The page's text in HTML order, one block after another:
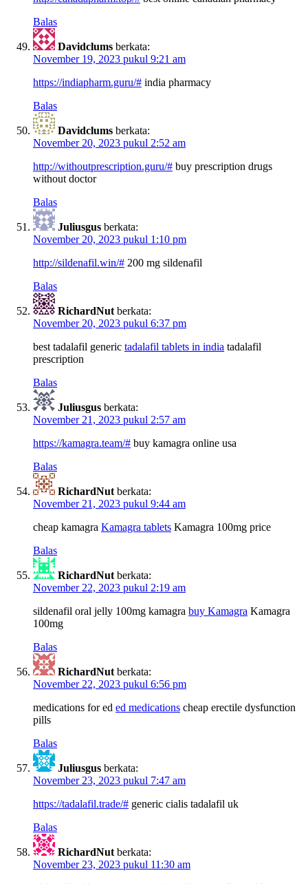
Balas
Davidclums berkata:
November 19, 2023 pukul 9:21 am
https://indiapharm.guru/# india pharmacy
Balas
Davidclums berkata:
November 20, 2023 pukul 2:52 am
http://withoutprescription.guru/# buy prescription drugs
without doctor
Balas
Juliusgus berkata:
November 20, 2023 pukul 1:10 pm
http://sildenafil.win/# 200 mg sildenafil
Balas
RichardNut berkata:
November 20, 2023 pukul 6:37 pm
best tadalafil generic tadalafil tablets in india tadalafil
prescription
Balas
Juliusgus berkata:
November 21, 2023 pukul 2:57 am
https://kamagra.team/# buy kamagra online usa
Balas
RichardNut berkata:
November 21, 2023 pukul 9:44 am
cheap kamagra Kamagra tablets Kamagra 100mg price
Balas
RichardNut berkata:
November 22, 2023 pukul 2:19 am
sildenafil oral jelly 100mg kamagra buy Kamagra Kamagra
100mg
Balas
RichardNut berkata:
November 22, 2023 pukul 6:56 pm
medications for ed ed medications cheap erectile dysfunction
pills
Balas
Juliusgus berkata:
November 23, 2023 pukul 7:47 am
https://tadalafil.trade/# generic cialis tadalafil uk
Balas
RichardNut berkata:
November 23, 2023 pukul 11:30 am